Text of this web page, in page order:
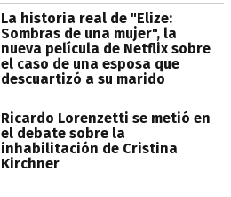
La historia real de "Elize:
Sombras de una mujer", la
nueva película de Netflix sobre
el caso de una esposa que
descuartizó a su marido
Ricardo Lorenzetti se metió en
el debate sobre la
inhabilitación de Cristina
Kirchner